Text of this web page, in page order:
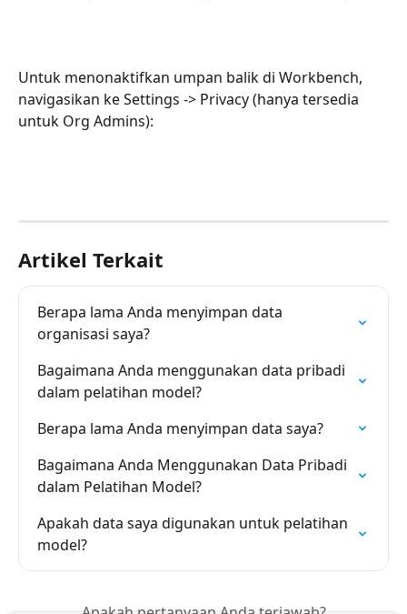
Untuk menonaktifkan umpan balik di Workbench,
navigasikan ke Settings -> Privacy (hanya tersedia
untuk Org Admins):
Artikel Terkait
Berapa lama Anda menyimpan data
organisasi saya?
Bagaimana Anda menggunakan data pribadi
dalam pelatihan model?
Berapa lama Anda menyimpan data saya?
Bagaimana Anda Menggunakan Data Pribadi
dalam Pelatihan Model?
Apakah data saya digunakan untuk pelatihan
model?